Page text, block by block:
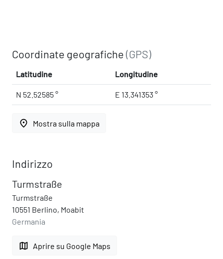
Coordinate geografiche(GPS)
Latitudine Longitudine
N 52.52585 ° E 13.341353 °
place Mostra sulla mappa
Indirizzo
Turmstraße
Turmstraße
10551 Berlino, Moabit
Germania
map Aprire su Google Maps